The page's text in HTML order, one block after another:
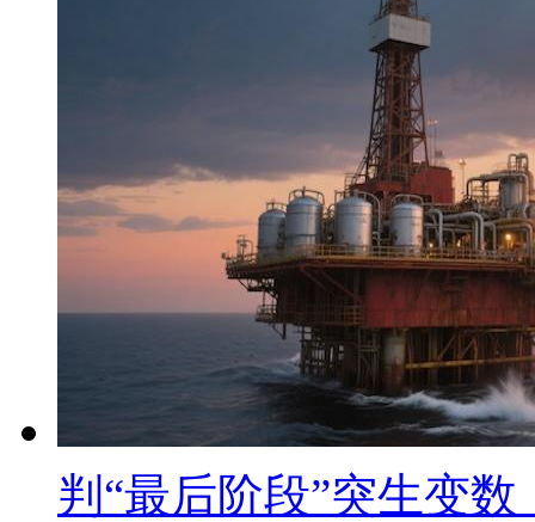
判“最后阶段”突生变